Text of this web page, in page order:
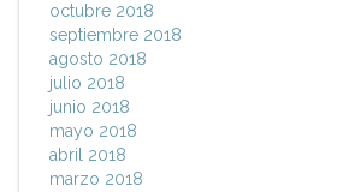
octubre 2018
septiembre 2018
agosto 2018
julio 2018
junio 2018
mayo 2018
abril 2018
marzo 2018